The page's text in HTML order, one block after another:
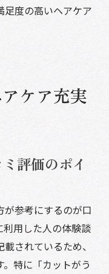
足度の高いヘアケア
ケア充実
評価のポイ
参考にするのが口
利用した人の体験談
されているため、
特に「カットがう